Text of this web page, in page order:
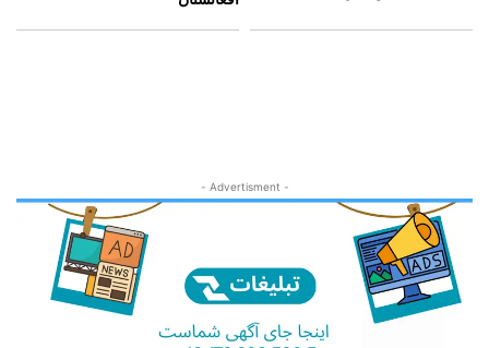
- Advertisment -